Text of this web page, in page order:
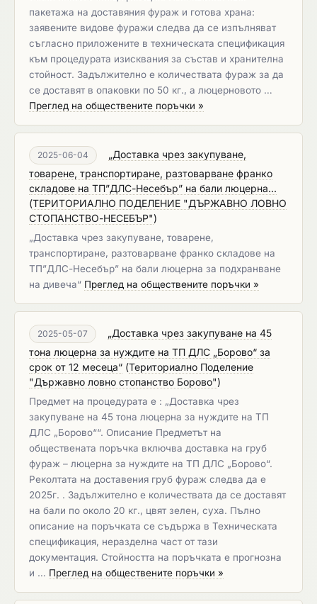
пакетажа на доставяния фураж и готова храна:
заявените видове фуражи следва да се изпълняват
съгласно приложените в техническата спецификация
към процедурата изисквания за състав и хранителна
стойност. Задължително е количествата фураж за да
се доставят в опаковки по 50 кг., а люцерновото …
Преглед на обществените поръчки »
2025-06-04
„Доставка чрез закупуване,
товарене, транспортиране, разтоварване франко
складове на ТП”ДЛС-Несебър” на бали люцерна...
(ТЕРИТОРИАЛНО ПОДЕЛЕНИЕ "ДЪРЖАВНО ЛОВНО
СТОПАНСТВО-НЕСЕБЪР")
„Доставка чрез закупуване, товарене,
транспортиране, разтоварване франко складове на
ТП”ДЛС-Несебър” на бали люцерна за подхранване
на дивеча“ Преглед на обществените поръчки »
2025-05-07
„Доставка чрез закупуване на 45
тона люцерна за нуждите на ТП ДЛС „Борово“ за
срок от 12 месеца“ (Териториално Поделение
"Държавно ловно стопанство Борово")
Предмет на процедурата е : „Доставка чрез
закупуване на 45 тона люцерна за нуждите на ТП
ДЛС „Борово““. Описание Предметът на
обществената поръчка включва доставка на груб
фураж – люцерна за нуждите на ТП ДЛС „Борово“.
Реколтата на доставения груб фураж следва да е
2025г. . Задължително е количествата да се доставят
на бали по около 20 кг., цвят зелен, суха. Пълно
описание на поръчката се съдържа в Техническата
спецификация, неразделна част от тази
документация. Стойността на поръчката е прогнозна
и … Преглед на обществените поръчки »